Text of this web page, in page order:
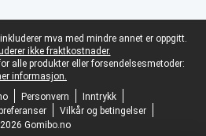
mva med mindre annet er oppgitt.
ikke fraktkostnader.
alle produkter eller forsendelsesmetoder:
informasjon.
Personvern
Inntrykk
Vilkår og betingelser
Gomibo.no